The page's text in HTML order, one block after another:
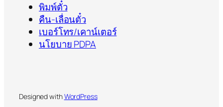
พิมพ์ตั๋ว
คืน-เลื่อนตั๋ว
เบอร์โทร/เคาน์เตอร์
นโยบาย PDPA
Designed withWordPress